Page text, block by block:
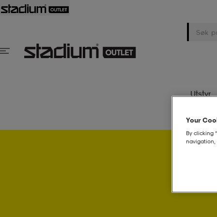
Utstyr
Psst..!
Your
By clicking
navigation,